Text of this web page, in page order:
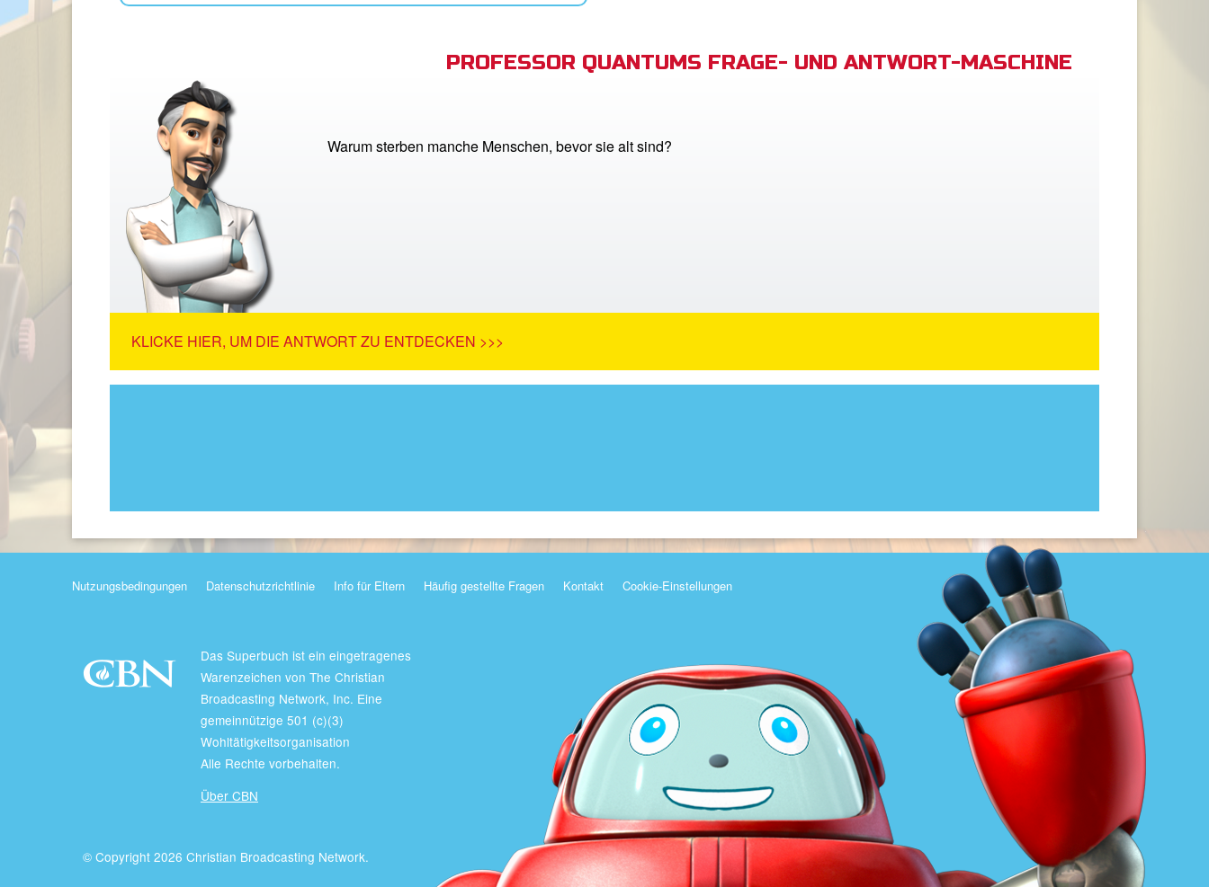
PROFESSOR QUANTUMS FRAGE- UND ANTWORT-MASCHINE
Warum sterben manche Menschen, bevor sie alt sind?
KLICKE HIER, UM DIE ANTWORT ZU ENTDECKEN >>>
Nutzungsbedingungen Datenschutzrichtlinie Info für Eltern Häufig gestellte Fragen Kontakt Cookie-Einstellungen
Das Superbuch ist ein eingetragenes
Warenzeichen von The Christian
Broadcasting Network, Inc. Eine
gemeinnützige 501 (c)(3)
Wohltätigkeitsorganisation
Alle Rechte vorbehalten.
Über CBN
© Copyright 2026 Christian Broadcasting Network.